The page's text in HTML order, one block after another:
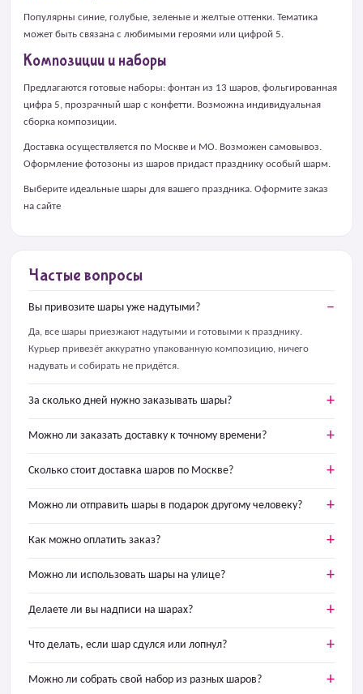
Популярны синие, голубые, зеленые и желтые оттенки. Тематика
может быть связана с любимыми героями или цифрой 5.
Композиции и наборы
Предлагаются готовые наборы: фонтан из 13 шаров, фольгированная
цифра 5, прозрачный шар с конфетти. Возможна индивидуальная
сборка композиции.
Доставка осуществляется по Москве и МО. Возможен самовывоз.
Оформление фотозоны из шаров придаст празднику особый шарм.
Выберите идеальные шары для вашего праздника. Оформите заказ
на сайте
Частые вопросы
Вы привозите шары уже надутыми?
Да, все шары приезжают надутыми и готовыми к празднику.
Курьер привезёт аккуратно упакованную композицию, ничего
надувать и собирать не придётся.
За сколько дней нужно заказывать шары?
Можно ли заказать доставку к точному времени?
Сколько стоит доставка шаров по Москве?
Можно ли отправить шары в подарок другому человеку?
Как можно оплатить заказ?
Можно ли использовать шары на улице?
Делаете ли вы надписи на шарах?
Что делать, если шар сдулся или лопнул?
Можно ли собрать свой набор из разных шаров?